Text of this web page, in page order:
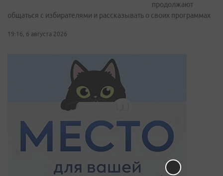
продолжают
общаться с избирателями и рассказывать о своих программах
19:16, 6 августа 2026